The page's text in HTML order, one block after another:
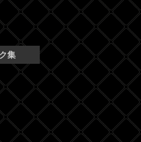
集